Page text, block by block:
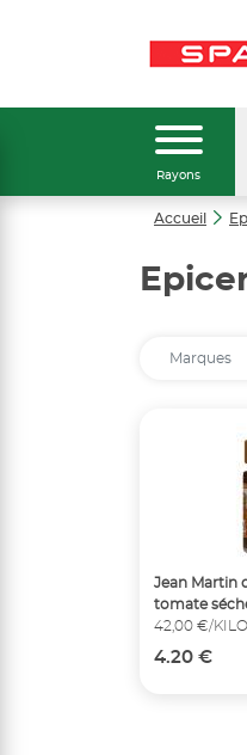
Rayons
Accueil
Jean Martin
tomate
42,00 €/KILO
4.20 €